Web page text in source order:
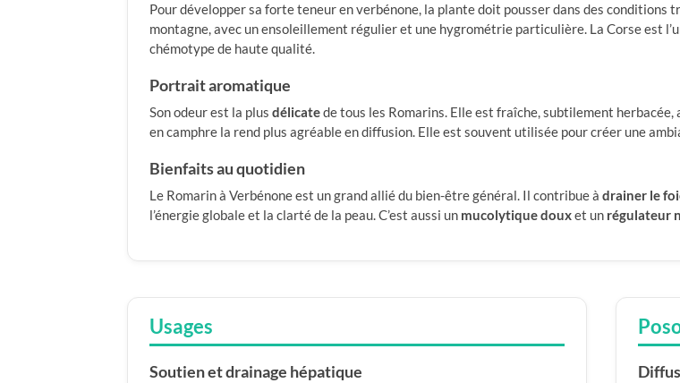
Pour développer sa forte teneur en verbénone, la plante doit pousser dans des conditions
montagne, avec un ensoleillement régulier et une hygrométrie particulière. La Corse est
chémotype de haute qualité.
Portrait aromatique
Son odeur est la plus délicatede tous les Romarins. Elle est fraîche, subtilement
en camphre la rend plus agréable en diffusion. Elle est souvent utilisée pour créer une
Bienfaits au quotidien
Le Romarin à Verbénone est un grand allié du bien-être général. Il contribue à drainer le
l’énergie globale et la clarté de la peau. C’est aussi un mucolytique douxet un régulateur
Usages
Soutien et drainage hépatique